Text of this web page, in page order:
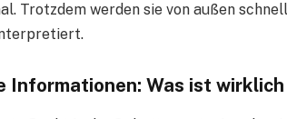
Trotzdem werden sie von außen
Informationen: Was ist